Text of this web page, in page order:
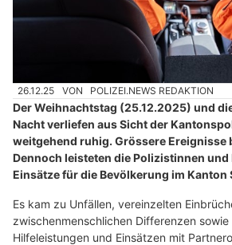
26.12.25 VON POLIZEI.NEWS REDAKTION
Der Weihnachtstag (25.12.2025) und
Nacht verliefen aus Sicht der
weitgehend ruhig. Grössere Ereignisse
Dennoch leisteten die Polizistinnen
Einsätze für die Bevölkerung im Kanton
Es kam zu Unfällen, vereinzelten
zwischenmenschlichen Differenzen sowie
Hilfeleistungen und Einsätzen mit